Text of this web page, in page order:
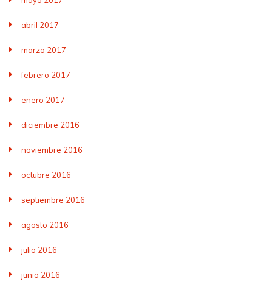
abril 2017
marzo 2017
febrero 2017
enero 2017
diciembre 2016
noviembre 2016
octubre 2016
septiembre 2016
agosto 2016
julio 2016
junio 2016